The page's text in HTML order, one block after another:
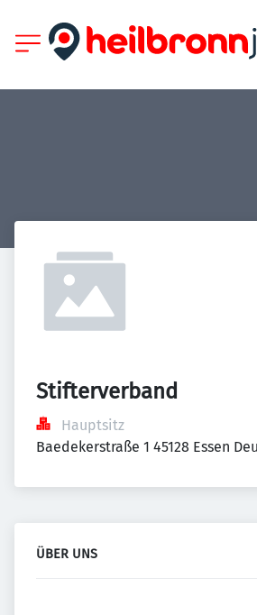
Stifterverband
Hauptsitz
Baedekerstraße 1 45128 Essen
ÜBER UNS